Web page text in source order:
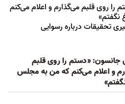
روی قلبم می‌گذارم و اعلام می‌کنم
تحقیقات درباره رسوایی
جانسون: «دستم را روی قلبم
و اعلام می‌کنم که من به مجلس